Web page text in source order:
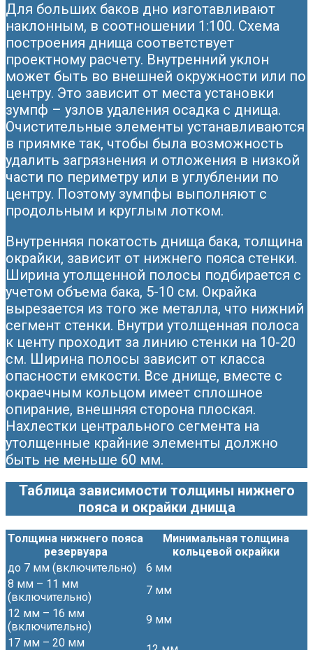
Для больших баков дно изготавливают
наклонным, в соотношении 1:100. Схема
построения днища соответствует
проектному расчету. Внутренний уклон
может быть во внешней окружности или по
центру. Это зависит от места установки
зумпф – узлов удаления осадка с днища.
Очистительные элементы устанавливаются
в приямке так, чтобы была возможность
удалить загрязнения и отложения в низкой
части по периметру или в углублении по
центру. Поэтому зумпфы выполняют с
продольным и круглым лотком.
Внутренняя покатость днища бака, толщина
окрайки, зависит от нижнего пояса стенки.
Ширина утолщенной полосы подбирается с
учетом объема бака, 5-10 см. Окрайка
вырезается из того же металла, что нижний
сегмент стенки. Внутри утолщенная полоса
к центу проходит за линию стенки на 10-20
см. Ширина полосы зависит от класса
опасности емкости. Все днище, вместе с
окраечным кольцом имеет сплошное
опирание, внешняя сторона плоская.
Нахлестки центрального сегмента на
утолщенные крайние элементы должно
быть не меньше 60 мм.
Таблица зависимости толщины нижнего
пояса и окрайки днища
Толщина нижнего пояса
резервуара
Минимальная толщина
кольцевой окрайки
до 7 мм (включительно)
6 мм
8 мм – 11 мм
(включительно)
7 мм
12 мм – 16 мм
(включительно)
9 мм
17 мм – 20 мм